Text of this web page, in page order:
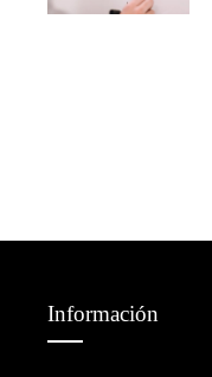
Información